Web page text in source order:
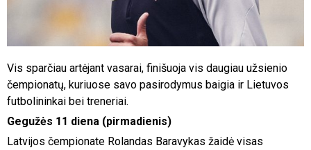
Vis sparčiau artėjant vasarai, finišuoja vis daugiau užsienio
čempionatų, kuriuose savo pasirodymus baigia ir Lietuvos
futbolininkai bei treneriai.
Gegužės 11 diena (pirmadienis)
Latvijos čempionate Rolandas Baravykas žaidė visas